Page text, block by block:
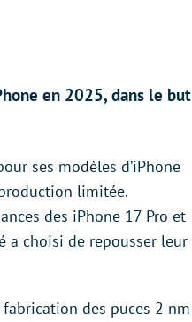
en 2025, dans le but
ses modèles d’iPhone
limitée.
des iPhone 17 Pro et
a choisi de repousser leur
des puces 2 nm